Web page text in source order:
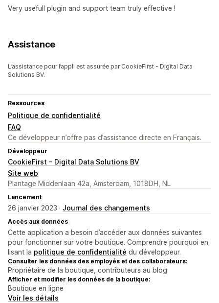
Very usefull plugin and support team truly effective !
Assistance
L’assistance pour l’appli est assurée par CookieFirst - Digital Data
Solutions BV.
Ressources
Politique de confidentialité
FAQ
Ce développeur n’offre pas d’assistance directe en Français.
Développeur
CookieFirst - Digital Data Solutions BV
Site web
Plantage Middenlaan 42a, Amsterdam, 1018DH, NL
Lancement
26 janvier 2023 · Journal des changements
Accès aux données
Cette application a besoin d’accéder aux données suivantes
pour fonctionner sur votre boutique. Comprendre pourquoi en
lisant la politique de confidentialité du développeur.
Consulter les données des employés et des collaborateurs:
Propriétaire de la boutique, contributeurs au blog
Afficher et modifier les données de la boutique:
Boutique en ligne
Voir les détails